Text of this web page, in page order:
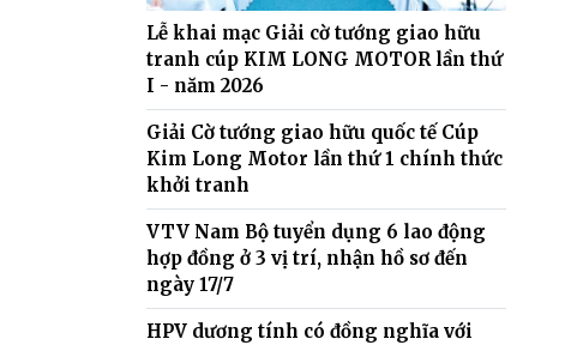
Lễ khai mạc Giải cờ tướng giao hữu
tranh cúp KIM LONG MOTOR lần thứ
I - năm 2026
Giải Cờ tướng giao hữu quốc tế Cúp
Kim Long Motor lần thứ 1 chính thức
khởi tranh
VTV Nam Bộ tuyển dụng 6 lao động
hợp đồng ở 3 vị trí, nhận hồ sơ đến
ngày 17/7
HPV dương tính có đồng nghĩa với